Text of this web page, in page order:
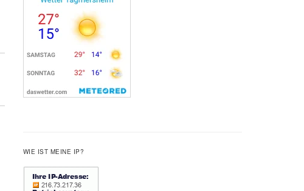
WIE IST MEINE IP?